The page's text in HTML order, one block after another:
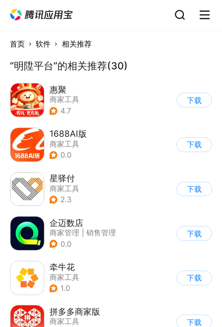
首页 软件 相关推荐
“明陞平台”的相关推荐(30)
惠聚
商家工具
4.7
下载
1688AI版
商家工具
0.0
下载
星驿付
商家工具
2.3
下载
企迈数店
商家管理
销售管理
0.0
下载
牵牛花
商家工具
1.0
下载
拼多多商家版
商家工具
下载